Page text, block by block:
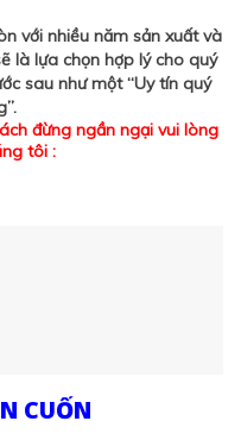
với nhiều năm sản xuất và
là lựa chọn hợp lý cho quý
sau như một “Uy tín quý
đừng ngần ngại vui lòng
tôi :
CUỐN